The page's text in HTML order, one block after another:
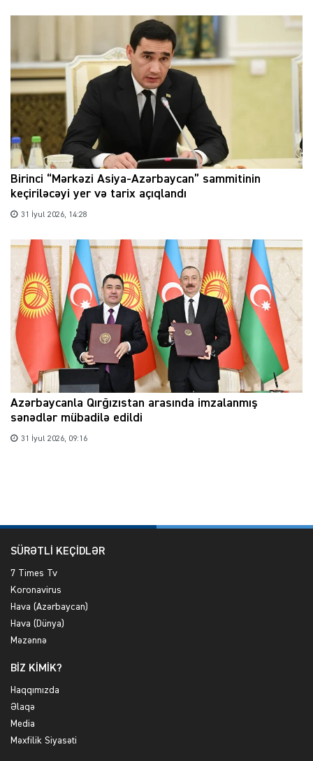
Birinci “Mərkəzi Asiya-Azərbaycan” sammitinin
keçiriləcəyi yer və tarix açıqlandı
31 İyul 2026, 14:28
Azərbaycanla Qırğızıstan arasında imzalanmış
sənədlər mübadilə edildi
31 İyul 2026, 09:16
SÜRƏTLİ KEÇİDLƏR
7 Times Tv
Koronavirus
Hava (Azərbaycan)
Hava (Dünya)
Məzənnə
BİZ KİMİK?
Haqqımızda
Əlaqə
Media
Məxfilik Siyasəti